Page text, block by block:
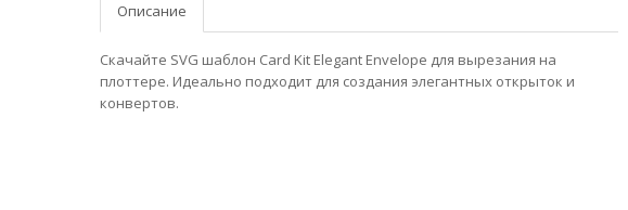
Описание
Скачайте SVG шаблон Card Kit Elegant Envelope для вырезания на
плоттере. Идеально подходит для создания элегантных открыток и
конвертов.